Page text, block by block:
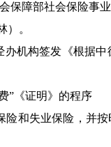
保障部社会保险
）。
办机构签发《根据
”《证明》的程序
险和失业保险，并